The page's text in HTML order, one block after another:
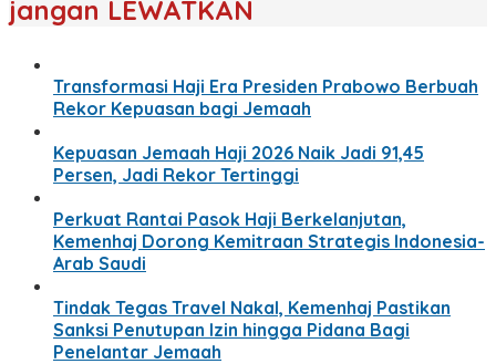
jangan LEWATKAN
Transformasi Haji Era Presiden Prabowo Berbuah
Rekor Kepuasan bagi Jemaah
Kepuasan Jemaah Haji 2026 Naik Jadi 91,45
Persen, Jadi Rekor Tertinggi
Perkuat Rantai Pasok Haji Berkelanjutan,
Kemenhaj Dorong Kemitraan Strategis Indonesia-
Arab Saudi
Tindak Tegas Travel Nakal, Kemenhaj Pastikan
Sanksi Penutupan Izin hingga Pidana Bagi
Penelantar Jemaah